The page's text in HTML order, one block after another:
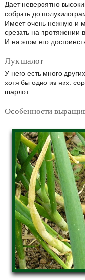
Дает невероятно
собрать до
Имеет очень нежную и
срезать на протяжении
И на этом его
Лук шалот
У него есть много
хотя бы одно из них:
шарлот.
Особенности